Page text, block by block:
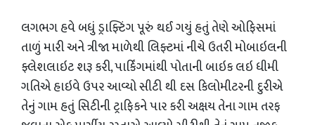
લગભગ હવે બધું ડ્રાફ્ટિંગ પૂરું થઈ ગયું હતું તેણે ઓફિસમાં
તાળું મારી અને ત્રીજા માળેથી લિફ્ટમાં નીચે ઉતરી મોબાઇલની
ફ્લેશલાઇટ શરૂ કરી, પાર્કિંગમાંથી પોતાની બાઇક લઇ ધીમી
ગતિએ હાઇવે ઉપર આવ્યો સીટી થી દસ કિલોમીટરની દુરીએ
તેનું ગામ હતું સિટીની ટ્રાફિકને પાર કરી અક્ષય તેના ગામ તરફ